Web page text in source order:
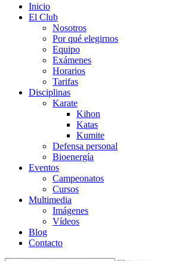
Inicio
El Club
Nosotros
Por qué elegirnos
Equipo
Exámenes
Horarios
Tarifas
Disciplinas
Karate
Kihon
Katas
Kumite
Defensa personal
Bioenergía
Eventos
Campeonatos
Cursos
Multimedia
Imágenes
Vídeos
Blog
Contacto